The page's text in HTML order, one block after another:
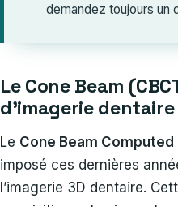
demandez toujours un
Le Cone Beam
d’imagerie
Le Cone Beam
imposé ces dernières
l’imagerie 3D dentaire.